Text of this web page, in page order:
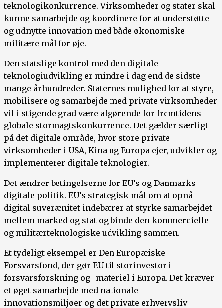
teknologikonkurrence. Virksomheder og stater skal
kunne samarbejde og koordinere for at understøtte
og udnytte innovation med både økonomiske
militære mål for øje.
Den statslige kontrol med den digitale
teknologiudvikling er mindre i dag end de sidste
mange århundreder. Staternes mulighed for at styre,
mobilisere og samarbejde med private virksomheder
vil i stigende grad være afgørende for fremtidens
globale stormagtskonkurrence. Det gælder særligt
på det digitale område, hvor store private
virksomheder i USA, Kina og Europa ejer, udvikler og
implementerer digitale teknologier.
Det ændrer betingelserne for EU’s og Danmarks
digitale politik. EU’s strategisk mål om at opnå
digital suverænitet indebærer at styrke samarbejdet
mellem marked og stat og binde den kommercielle
og militærteknologiske udvikling sammen.
Et tydeligt eksempel er Den Europæiske
Forsvarsfond, der gør EU til storinvestor i
forsvarsforskning og -materiel i Europa. Det kræver
et øget samarbejde med nationale
innovationsmiljøer og det private erhvervsliv